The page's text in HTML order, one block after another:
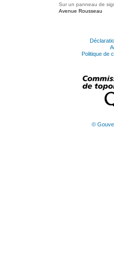
Sur un panneau de
Avenue Rousseau
Politique de
©